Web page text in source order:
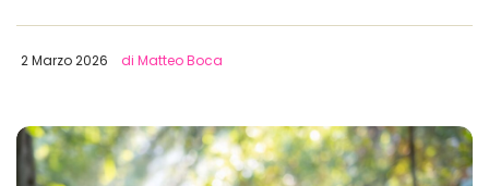
2 Marzo 2026 di Matteo Boca